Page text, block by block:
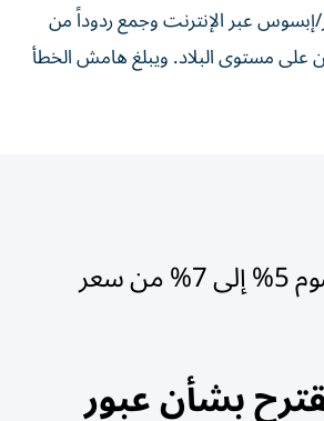
إبسوس عبر الإنترنت وجمع ردوداً من
على مستوى البلاد. ويبلغ هامش الخطأ
إيران تطالب برسوم 5% إلى 7% من سعر
بشأن عبور